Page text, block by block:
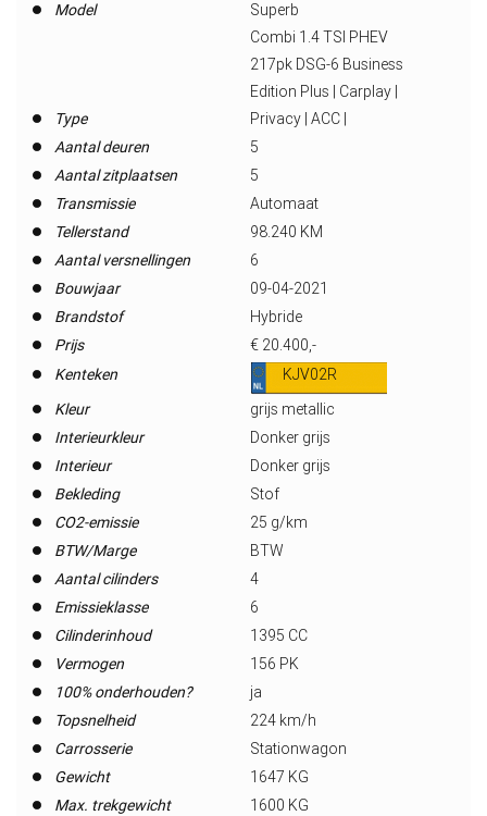
Model
Superb
Type
Combi 1.4 TSI PHEV
217pk DSG-6 Business
Edition Plus | Carplay |
Privacy | ACC |
Aantal deuren
5
Aantal zitplaatsen
5
Transmissie
Automaat
Tellerstand
98.240 KM
Aantal versnellingen
6
Bouwjaar
09-04-2021
Brandstof
Hybride
Prijs
€ 20.400,-
Kenteken
KJV02R
Kleur
grijs metallic
Interieurkleur
Donker grijs
Interieur
Donker grijs
Bekleding
Stof
CO2-emissie
25 g/km
BTW/Marge
BTW
Aantal cilinders
4
Emissieklasse
6
Cilinderinhoud
1395 CC
Vermogen
156 PK
100% onderhouden?
ja
Topsnelheid
224 km/h
Carrosserie
Stationwagon
Gewicht
1647 KG
Max. trekgewicht
1600 KG